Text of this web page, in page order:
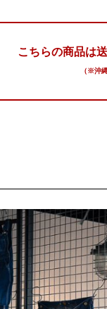
こちらの商品は
（※沖